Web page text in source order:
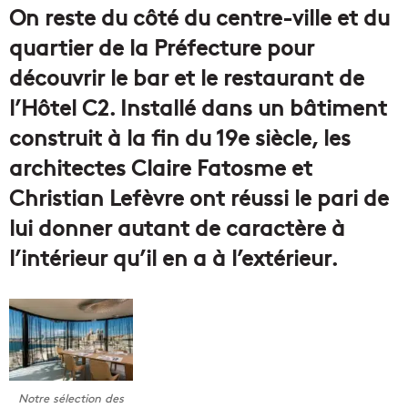
On reste du côté du centre-ville et du
quartier de la Préfecture pour
découvrir le bar et le restaurant de
l’Hôtel C2. Installé dans un bâtiment
construit à la fin du 19e siècle, les
architectes Claire Fatosme et
Christian Lefèvre ont réussi le pari de
lui donner autant de caractère à
l’intérieur qu’il en a à l’extérieur.
Notre sélection des